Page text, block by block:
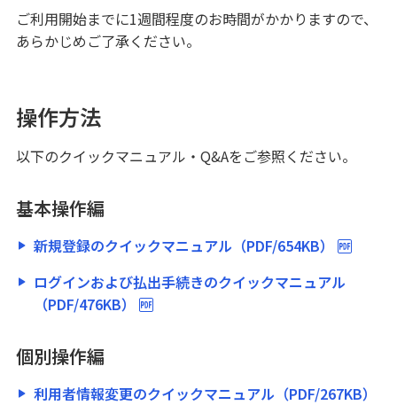
ご利用開始までに1週間程度のお時間がかかりますので、
あらかじめご了承ください。
操作方法
以下のクイックマニュアル・Q&Aをご参照ください。
基本操作編
新規登録のクイックマニュアル（PDF/654KB）
ログインおよび払出手続きのクイックマニュアル
（PDF/476KB）
個別操作編
利用者情報変更のクイックマニュアル（PDF/267KB）